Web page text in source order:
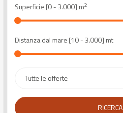
Superficie [0-3.000] m2
Distanza dal mare [10-3.000] mt
RICERCA